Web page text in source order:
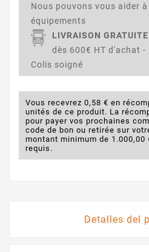
Nous pouvons vous aider
équipements
LIVRAISON GRATUITE
dès 600€ HT d'achat
Colis soigné
Vous recevrez 0,58 € en
unités de ce produit. La
pour payer vos prochaines
code de bon ou retirée sur
montant minimum de 1.000,00
requis.
Detalles del